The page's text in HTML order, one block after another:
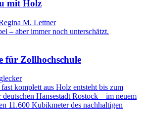
mit Holz
M. Lettner
– aber immer noch unterschätzt.
für Zollhochschule
komplett aus Holz entsteht bis zum
deutschen Hansestadt Rostock – im neuem
11.600 Kubikmeter des nachhaltigen